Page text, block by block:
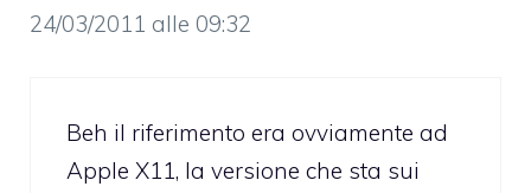
24/03/2011 alle 09:32
Beh il riferimento era ovviamente ad
Apple X11, la versione che sta sui